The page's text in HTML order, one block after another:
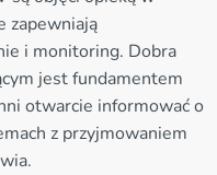
zapewniają
i monitoring. Dobra
jest fundamentem
otwarcie informować o
z przyjmowaniem